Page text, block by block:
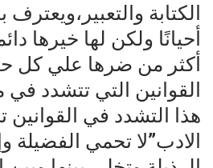
الكتابة
أحيانًا ولكن لها خيرها
أكثر من ضرها علي كل
القوانين التي تتشدد
هذا التشدد في القوانين
الادب”لا تحمي الفضيلة